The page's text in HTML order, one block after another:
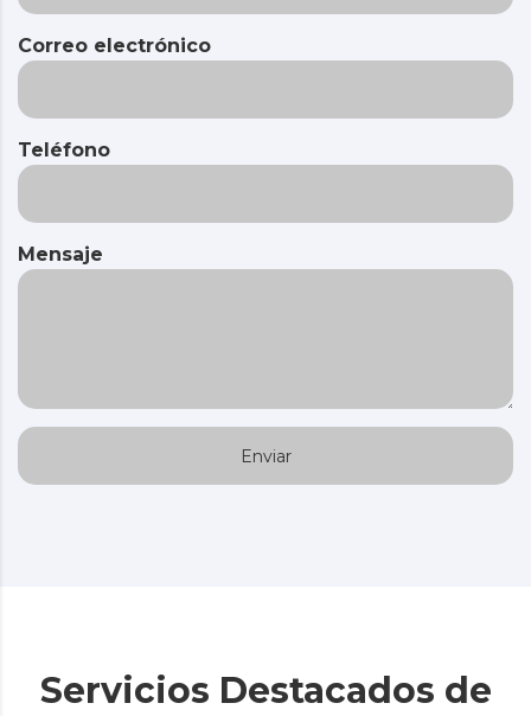
Correo electrónico
Teléfono
Mensaje
Servicios Destacados de